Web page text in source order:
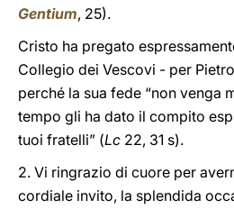
Gentium, 25).
Cristo ha pregato
Collegio dei Vescovi - per
perché la sua fede “non venga
tempo gli ha dato il compito
tuoi fratelli” (Lc 22, 31 s).
2. Vi ringrazio di cuore per
cordiale invito, la splendida